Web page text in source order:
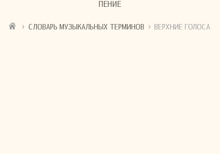
ПЕНИЕ
› СЛОВАРЬ МУЗЫКАЛЬНЫХ ТЕРМИНОВ › ВЕРХНИЕ ГОЛОСА